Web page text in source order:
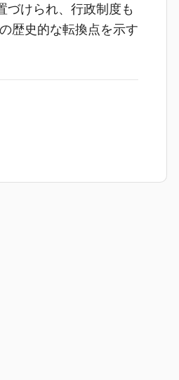
づけられ、行政制度も
歴史的な転換点を示す